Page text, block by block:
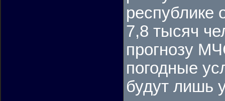
республике
7,8 тысяч
прогнозу
погодные
будут лишь